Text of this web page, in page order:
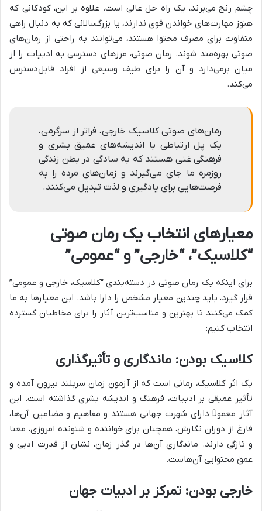
چشم رنج می‌برند، یک راه حل عالی است. علاوه بر این، کودکانی که
هنوز مهارت‌های خواندن قوی ندارند، یا بزرگسالانی که به دنبال راهی
متفاوت برای مصرف محتوا هستند، می‌توانند به راحتی از رمان‌های
صوتی بهره‌مند شوند. رمان صوتی، مرزهای دسترسی به ادبیات را از
میان برمی‌دارد و آن را برای طیف وسیعی از افراد قابل‌دسترس
می‌کند.
رمان‌های صوتی کلاسیک خارجی، فراتر از سرگرمی،
یک پل ارتباطی با اندیشه‌های عمیق بشری و
فرهنگی غنی هستند که به سادگی در بطن زندگی
روزمره ما جای می‌گیرند و زمان‌های مرده را به
فرصت‌هایی برای یادگیری و لذت تبدیل می‌کنند.
معیارهای انتخاب یک رمان صوتی
“کلاسیک”، “خارجی” و “عمومی”
برای اینکه یک رمان صوتی در دسته‌بندی “کلاسیک، خارجی و عمومی”
قرار گیرد، باید چندین معیار مشخص را دارا باشد. این معیارها به ما
کمک می‌کنند تا بهترین و مناسب‌ترین آثار را برای مخاطبان گسترده
انتخاب کنیم:
کلاسیک بودن: ماندگاری و تأثیرگذاری
یک اثر کلاسیک، رمانی است که از آزمون زمان سربلند بیرون آمده و
تأثیر عمیقی بر ادبیات، فرهنگ و اندیشه بشری گذاشته است. این
آثار معمولاً دارای شهرت جهانی هستند و مفاهیم و مضامین آن‌ها،
فارغ از دوران نگارش، همچنان برای خواننده و شنونده امروزی، معنا
و تازگی دارند. ماندگاری آن‌ها در گذر زمان، نشان از قدرت ادبی و
عمق محتوایی آن‌هاست.
خارجی بودن: تمرکز بر ادبیات جهان